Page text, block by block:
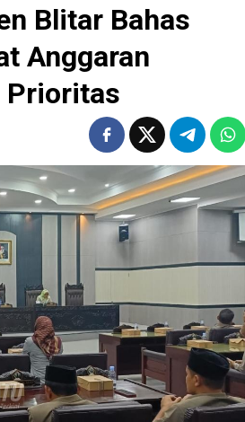
Blitar Bahas
Anggaran
Prioritas